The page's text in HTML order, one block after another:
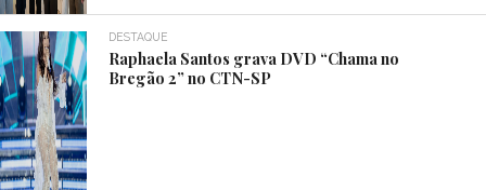
DESTAQUE
Raphaela Santos grava DVD “Chama no
Bregão 2” no CTN-SP